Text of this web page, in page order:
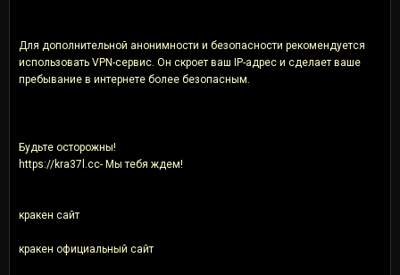
Для дополнительной анонимности и безопасности рекомендуется
использовать VPN-сервис. Он скроет ваш IP-адрес и сделает ваше
пребывание в интернете более безопасным.
Будьте осторожны!
https://kra37l.cc- Мы тебя ждем!
кракен сайт
кракен официальный сайт